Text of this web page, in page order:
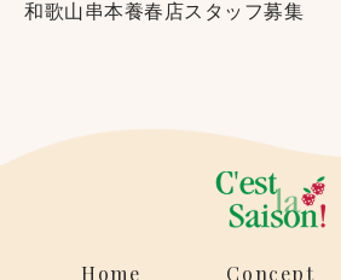
和歌山串本養春店スタッフ募集
Home Concept